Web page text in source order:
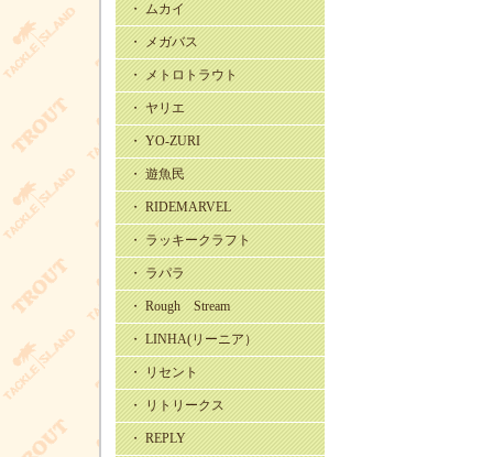
・ ムカイ
・ メガバス
・ メトロトラウト
・ ヤリエ
・ YO-ZURI
・ 遊魚民
・ RIDEMARVEL
・ ラッキークラフト
・ ラパラ
・ Rough Stream
・ LINHA(リーニア）
・ リセント
・ リトリークス
・ REPLY